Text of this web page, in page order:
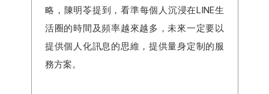
略，陳明苓提到，看準每個人沉浸在LINE生
活圈的時間及頻率越來越多，未來一定要以
提供個人化訊息的思維，提供量身定制的服
務方案。